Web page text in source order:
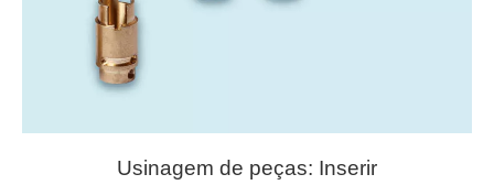
Usinagem de peças: Inserir